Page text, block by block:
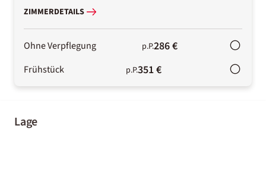
ZIMMERDETAILS
Ohne Verpflegung p.P.286 €
Frühstück p.P.351 €
Lage